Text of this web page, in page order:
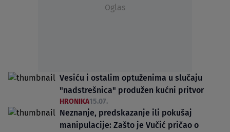
Oglas
Vesiću i ostalim optuženima u slučaju
"nadstrešnica" produžen kućni pritvor
HRONIKA15.07.
Neznanje, predskazanje ili pokušaj
manipulacije: Zašto je Vučić pričao o